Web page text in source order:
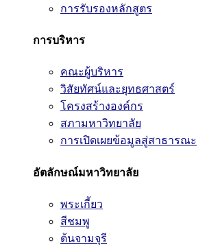
การรับรองหลักสูตร
การบริหาร
คณะผู้บริหาร
วิสัยทัศน์และยุทธศาสตร์
โครงสร้างองค์กร
สภามหาวิทยาลัย
การเปิดเผยข้อมูลสู่สาธารณะ
อัตลักษณ์มหาวิทยาลัย
พระเกี้ยว
สีชมพู
ต้นจามจุรี